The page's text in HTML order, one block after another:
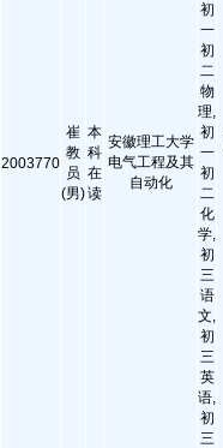
2003770
崔
教
员
(男)
本
科
在
读
安徽理工大学
电气工程及其
自动化
初
一
初
二
物
理,
初
一
初
二
化
学,
初
三
语
文,
初
三
英
语,
初
三